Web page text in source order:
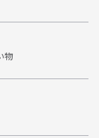
物